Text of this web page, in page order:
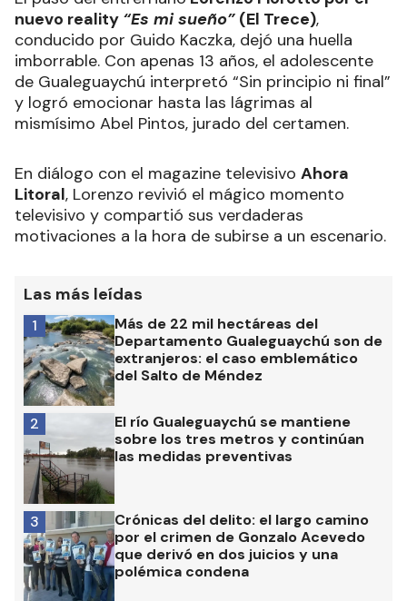
nuevo reality “Es mi sueño” (El Trece),
conducido por Guido Kaczka, dejó una huella
imborrable. Con apenas 13 años, el adolescente
de Gualeguaychú interpretó “Sin principio ni final”
y logró emocionar hasta las lágrimas al
mismísimo Abel Pintos, jurado del certamen.
En diálogo con el magazine televisivo Ahora
Litoral, Lorenzo revivió el mágico momento
televisivo y compartió sus verdaderas
motivaciones a la hora de subirse a un escenario.
Las más leídas
Más de 22 mil hectáreas del
Departamento Gualeguaychú son de
extranjeros: el caso emblemático
del Salto de Méndez
1
El río Gualeguaychú se mantiene
sobre los tres metros y continúan
las medidas preventivas
2
Crónicas del delito: el largo camino
por el crimen de Gonzalo Acevedo
que derivó en dos juicios y una
polémica condena
3